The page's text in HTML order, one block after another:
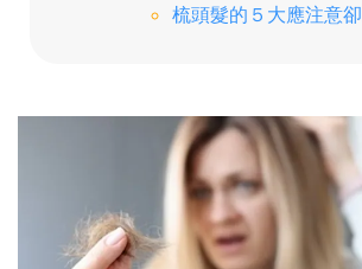
梳頭髮的５大應注意